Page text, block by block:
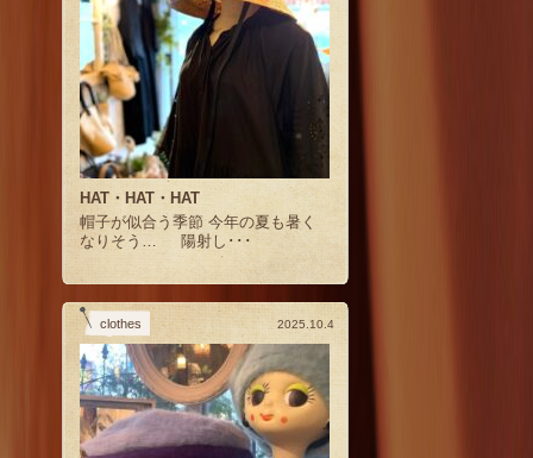
HAT・HAT・HAT
帽子が似合う季節 今年の夏も暑く
なりそう… 陽射し･･･
clothes 2025.10.4